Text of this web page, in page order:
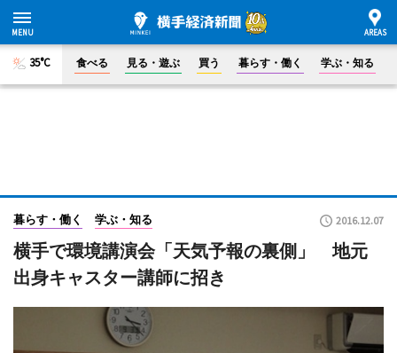
35°C 食べる 見る・遊ぶ 買う 暮らす・働く 学ぶ・知る
暮らす・働く 学ぶ・知る 2016.12.07
横手で環境講演会「天気予報の裏側」 地元
出身キャスター講師に招き